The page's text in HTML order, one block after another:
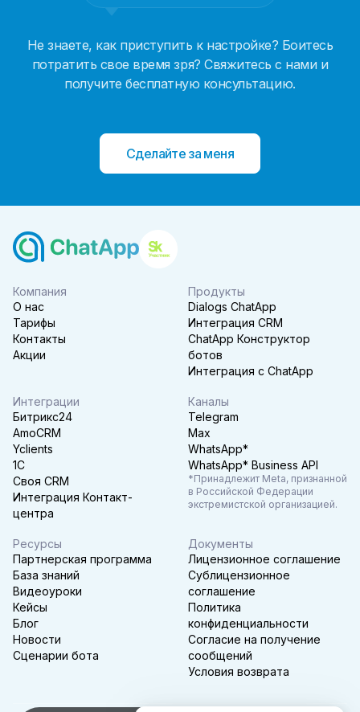
Не знаете, как приступить к настройке? Боитесь
потратить свое время зря? Свяжитесь с нами и
получите бесплатную консультацию.
Сделайте за меня
Компания
О нас
Тарифы
Контакты
Акции
Продукты
Dialogs ChatApp
Интеграция CRM
ChatApp Конструктор
ботов
Интеграция с ChatApp
Интеграции
Битрикс24
AmoCRM
Yclients
1C
Своя CRM
Интеграция Контакт-
центра
Каналы
Telegram
Max
WhatsApp*
WhatsApp* Business API
*Принадлежит Meta, признанной
в Российской Федерации
экстремистской организацией.
Ресурсы
Партнерская программа
База знаний
Видеоуроки
Кейсы
Блог
Новости
Сценарии бота
Документы
Лицензионное соглашение
Сублицензионное
соглашение
Политика
конфиденциальности
Согласие на получение
сообщений
Условия возврата